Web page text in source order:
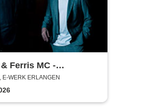
Ferris MC -
Tour 2026
E-WERK ERLANGEN